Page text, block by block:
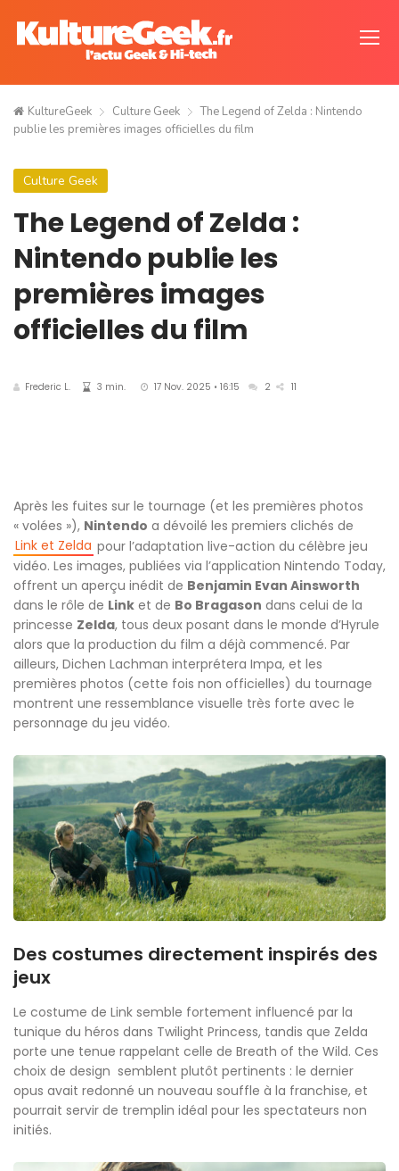
KultureGeek Culture Geek
The Legend of Zelda : Nintendo
publie les premières images officielles du film
Culture Geek
The Legend of Zelda :
Nintendo publie les
premières images
officielles du film
Frederic L. 3 min. 17 Nov. 2025 • 16:15 2 11
Après les fuites sur le tournage (et les premières photos
« volées »), Nintendo a dévoilé les premiers clichés de
Link et Zelda pour l’adaptation live-action du célèbre jeu
vidéo. Les images, publiées via l’application Nintendo Today,
offrent un aperçu inédit de Benjamin Evan Ainsworth
dans le rôle de Link et de Bo Bragason dans celui de la
princesse Zelda, tous deux posant dans le monde d’Hyrule
alors que la production du film a déjà commencé. Par
ailleurs, Dichen Lachman interprétera Impa, et les
premières photos (cette fois non officielles) du tournage
montrent une ressemblance visuelle très forte avec le
personnage du jeu vidéo.
Des costumes directement inspirés des
jeux
Le costume de Link semble fortement influencé par la
tunique du héros dans Twilight Princess, tandis que Zelda
porte une tenue rappelant celle de Breath of the Wild. Ces
choix de design semblent plutôt pertinents : le dernier
opus avait redonné un nouveau souffle à la franchise, et
pourrait servir de tremplin idéal pour les spectateurs non
initiés.